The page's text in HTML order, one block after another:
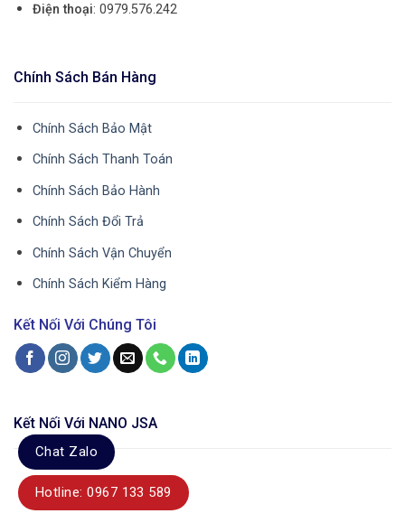
Điện thoại: 0979.576.242
Chính Sách Bán Hàng
Chính Sách Bảo Mật
Chính Sách Thanh Toán
Chính Sách Bảo Hành
Chính Sách Đổi Trả
Chính Sách Vận Chuyển
Chính Sách Kiểm Hàng
Kết Nối Với Chúng Tôi
Kết Nối Với NANO JSA
Chat Zalo
Hotline: 0967 133 589